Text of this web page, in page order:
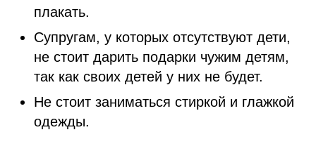
плакать.
Супругам, у которых отсутствуют дети,
не стоит дарить подарки чужим детям,
так как своих детей у них не будет.
Не стоит заниматься стиркой и глажкой
одежды.